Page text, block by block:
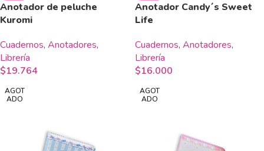
Anotador de peluche
Kuromi
Cuadernos, Anotadores,
Librería
$19.764
Anotador Candy´s Sweet
Life
Cuadernos, Anotadores,
Librería
$16.000
AGOT
ADO
AGOT
ADO